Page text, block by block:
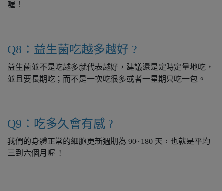
喔！
Q8：益生菌吃越多越好 ?
益生菌並不是吃越多就代表越好，建議還是定時定量地吃，
並且要長期吃；而不是一次吃很多或者一星期只吃一包。
Q9：吃多久會有感 ?
我們的身體正常的細胞更新週期為 90~180 天，也就是平均
三到六個月喔 !